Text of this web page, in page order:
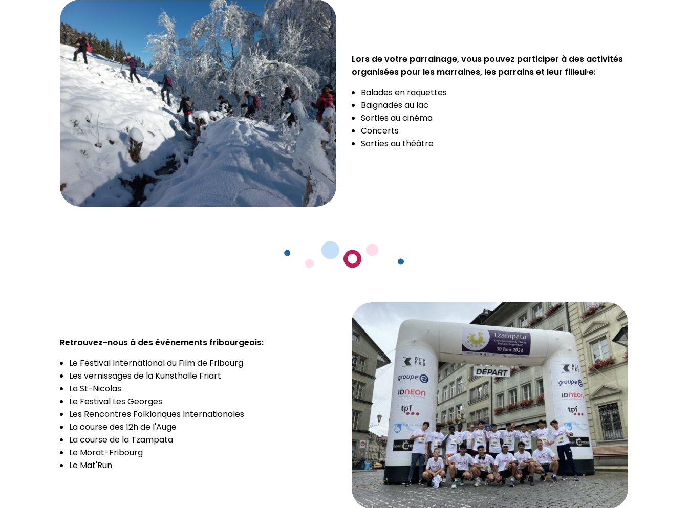
Lors de votre parrainage, vous pouvez participer à des activités
organisées pour les marraines, les parrains et leur filleul·e:
Balades en raquettes
Baignades au lac
Sorties au cinéma
Concerts
Sorties au théâtre
Retrouvez-nous à des événements fribourgeois:
Le Festival International du Film de Fribourg
Les vernissages de la Kunsthalle Friart
La St-Nicolas
Le Festival Les Georges
Les Rencontres Folkloriques Internationales
La course des 12h de l'Auge
La course de la Tzampata
Le Morat-Fribourg
Le Mat'Run